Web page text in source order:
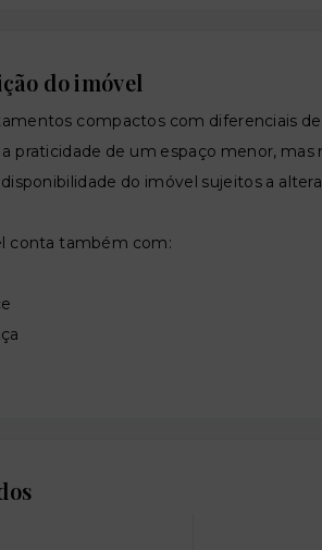
do imóvel
compactos com diferenciais
praticidade de um espaço menor,
do imóvel sujeitos a
conta também com: